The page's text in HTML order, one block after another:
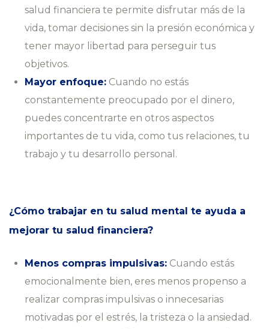
salud financiera te permite disfrutar más de la
vida, tomar decisiones sin la presión económica y
tener mayor libertad para perseguir tus
objetivos.
Mayor enfoque:Cuando no estás
constantemente preocupado por el dinero,
puedes concentrarte en otros aspectos
importantes de tu vida, como tus relaciones, tu
trabajo y tu desarrollo personal.
¿Cómo trabajar en tu salud mental te ayuda a
mejorar tu salud financiera?
Menos compras impulsivas:Cuando estás
emocionalmente bien, eres menos propenso a
realizar compras impulsivas o innecesarias
motivadas por el estrés, la tristeza o la ansiedad.